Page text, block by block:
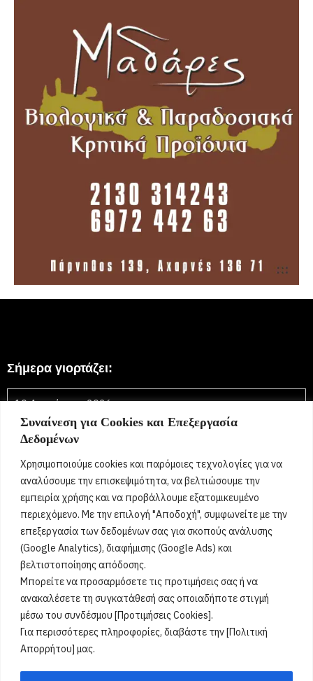
Συναίνεση για Cookies και Επεξεργασία
Δεδομένων
Χρησιμοποιούμε cookies και παρόμοιες τεχνολογίες για να
αναλύσουμε την επισκεψιμότητα, να βελτιώσουμε την
εμπειρία χρήσης και να προβάλλουμε εξατομικευμένο
περιεχόμενο. Με την επιλογή "Αποδοχή", συμφωνείτε με την
επεξεργασία των δεδομένων σας για σκοπούς ανάλυσης
(Google Analytics), διαφήμισης (Google Ads) και
βελτιστοποίησης απόδοσης.
Μπορείτε να προσαρμόσετε τις προτιμήσεις σας ή να
ανακαλέσετε τη συγκατάθεσή σας οποιαδήποτε στιγμή
μέσω του συνδέσμου [Προτιμήσεις Cookies].
Για περισσότερες πληροφορίες, διαβάστε την [Πολιτική
Απορρήτου] μας.
Σήμερα γιορτάζει:
10 Αυγούστου 2026
Ευλαμπία, Ευλαμπή, Ευλάμπω, Λαμπή, Λαμπίνα, Λαμπία,
Λάμπω, Ηρώ, Ήρων, Ιππόλυτος, Ιππολύτη, Ιππολύτα,
Λαυρέντιος, Λαυρέντης, Λώρα, Λωραίνη, Λάουρα,
Λαυρεντία, Λαυρεντίνα[...]
Όροι Χρήσης
Πολιτική Ορθής Χρήσης
Email : info@acharnestimes.gr